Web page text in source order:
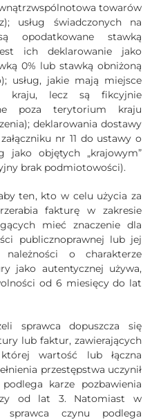
towarów
usług świadczonych na
opodatkowane stawką
ich deklarowanie jako
0% lub stawką obniżoną
usług, jakie mają miejsce
kraju, lecz są fikcyjnie
poza terytorium kraju
deklarowania dostawy
nr 11 do ustawy o
jako objętych „krajowym”
brak podmiotowości).
ten, kto w celu użycia za
fakturę w zakresie
mieć znaczenie dla
publicznoprawnej lub jej
o charakterze
jako autentycznej używa,
od 6 miesięcy do lat
sprawca dopuszcza się
lub faktur, zawierających
wartość lub łączna
przestępstwa uczynił
karze pozbawienia
od lat 3. Natomiast w
czynu podlega